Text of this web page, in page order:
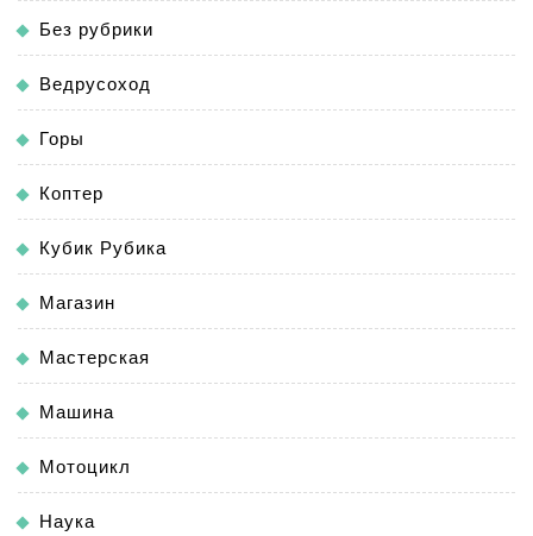
Без рубрики
Ведрусоход
Горы
Коптер
Кубик Рубика
Магазин
Мастерская
Машина
Мотоцикл
Наука